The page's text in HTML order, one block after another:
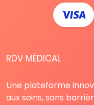
RDV MÉDICAL
Une plateforme
aux soins, sans